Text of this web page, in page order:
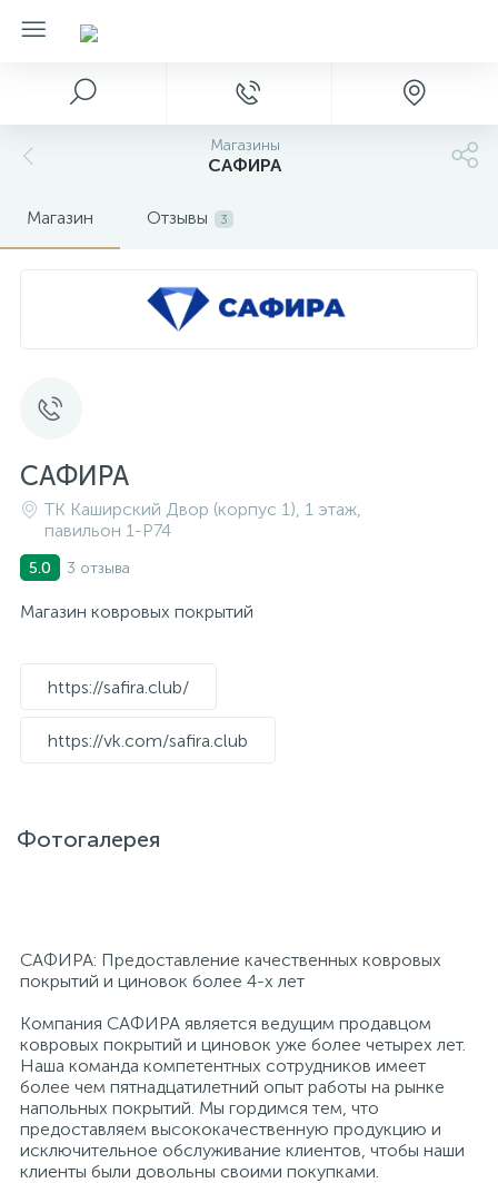
Магазины
САФИРА
Магазин Отзывы 3
САФИРА
ТК Каширский Двор (корпус 1), 1 этаж,
павильон 1-P74
5.0 3 отзыва
Магазин ковровых покрытий
https://safira.club/
https://vk.com/safira.club
Фотогалерея
САФИРА: Предоставление качественных ковровых
покрытий и циновок более 4-х лет
Компания САФИРА является ведущим продавцом
ковровых покрытий и циновок уже более четырех лет.
Наша команда компетентных сотрудников имеет
более чем пятнадцатилетний опыт работы на рынке
напольных покрытий. Мы гордимся тем, что
предоставляем высококачественную продукцию и
исключительное обслуживание клиентов, чтобы наши
клиенты были довольны своими покупками.